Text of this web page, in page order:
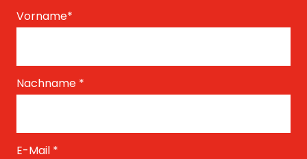
Vorname*
Nachname *
E-Mail *